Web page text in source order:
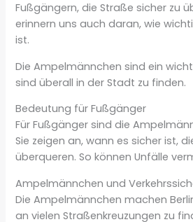
Fußgängern, die Straße sicher zu
erinnern uns auch daran, wie
ist.
Die Ampelmännchen sind ein
sind überall in der Stadt zu finden.
Bedeutung für Fußgänger
Für Fußgänger sind die
Sie zeigen an, wann es sicher ist,
überqueren. So können Unfälle
Ampelmännchen und
Die Ampelmännchen machen
an vielen Straßenkreuzungen zu